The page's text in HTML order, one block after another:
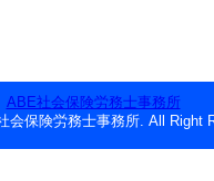
ABE社会保険労務士事務所
会保険労務士事務所. All Right